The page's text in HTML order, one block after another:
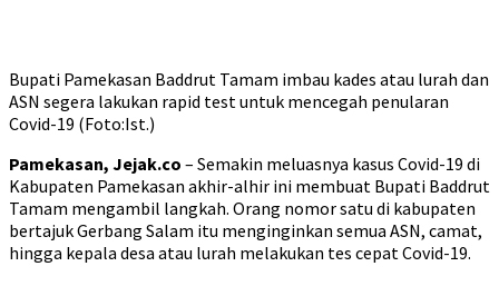
Bupati Pamekasan Baddrut Tamam imbau kades atau lurah dan
ASN segera lakukan rapid test untuk mencegah penularan
Covid-19 (Foto:Ist.)
Pamekasan, Jejak.co – Semakin meluasnya kasus Covid-19 di
Kabupaten Pamekasan akhir-alhir ini membuat Bupati Baddrut
Tamam mengambil langkah. Orang nomor satu di kabupaten
bertajuk Gerbang Salam itu menginginkan semua ASN, camat,
hingga kepala desa atau lurah melakukan tes cepat Covid-19.